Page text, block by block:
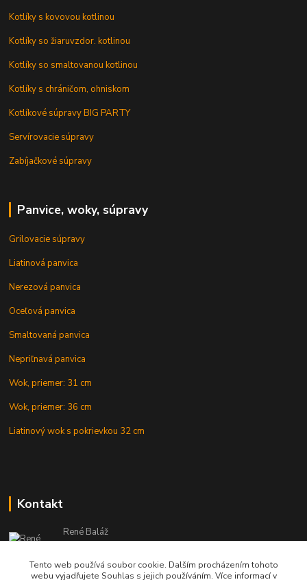
Kotlíky s kovovou kotlinou
Kotlíky so žiaruvzdor. kotlinou
Kotlíky so smaltovanou kotlinou
Kotlíky s chráničom, ohniskom
Kotlíkové súpravy BIG PARTY
Servírovacie súpravy
Zabíjačkové súpravy
Panvice, woky, súpravy
Grilovacie súpravy
Liatinová panvica
Nerezová panvica
Oceľová panvica
Smaltovaná panvica
Nepriľnavá panvica
Wok, priemer: 31 cm
Wok, priemer: 36 cm
Liatinový wok s pokrievkou 32 cm
Kontakt
René Baláž
Eshop: +421 902 212 007
od 8:00 - do 16:00 hod
Tento web používá soubor cookie. Dalším procházením tohoto
webu vyjadřujete Souhlas s jejich používáním. Více informací v